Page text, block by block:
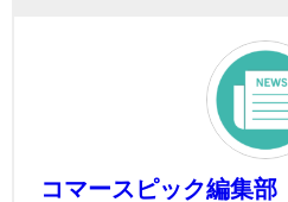
コマースピック編集